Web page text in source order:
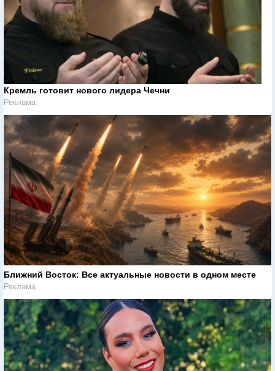
Кремль готовит нового лидера Чечни
Реклама
Ближний Восток: Все актуальные новости в одном месте
Реклама